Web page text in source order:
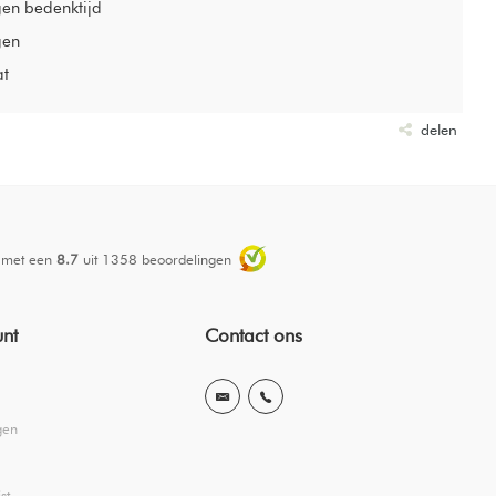
bedenktijd
delen
een 8.7uit 1358 beoordelingen
Contact ons